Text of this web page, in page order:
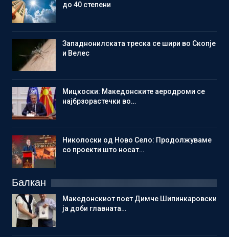
до 40 степени
Западнонилската треска се шири во Скопје
и Велес
Мицкоски: Македонските аеродроми се
најбрзорастечки во…
Николоски од Ново Село: Продолжуваме
со проекти што носат…
Балкан
Македонскиот поет Димче Шипинкаровски
ја доби главната…